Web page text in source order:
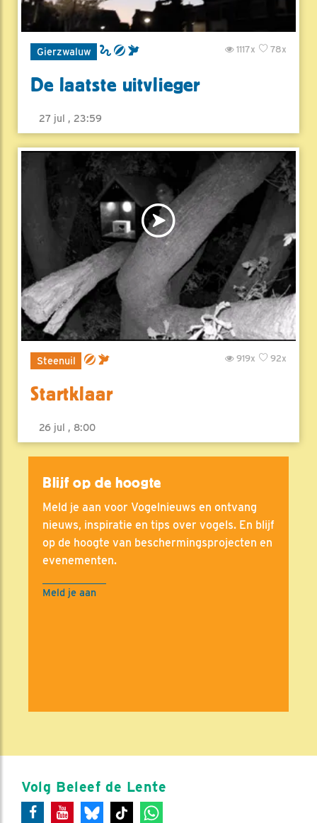
Gierzwaluw 78x
1117x
De laatste uitvlieger
27 jul , 23:59
Steenuil 92x
919x
Startklaar
26 jul , 8:00
Blijf op de hoogte
Meld je aan voor Vogelnieuws en ontvang
nieuws, inspiratie en tips over vogels. En blijf
op de hoogte van beschermingsprojecten en
evenementen.
Meld je aan
Volg Beleef de Lente